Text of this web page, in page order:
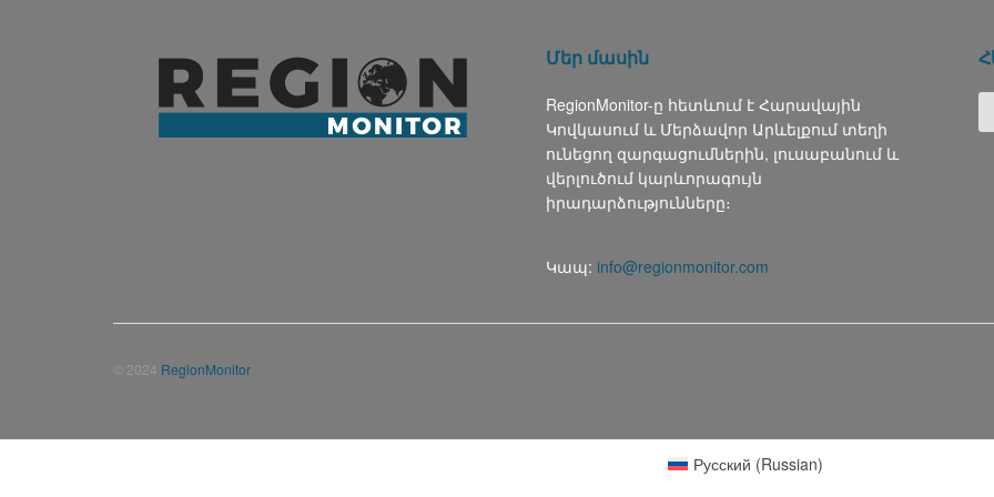
Մեր մասին
RegionMonitor-ը հետևում է Հարավային
Կովկասում և Մերձավոր Արևելքում տեղի
ունեցող զարգացումներին, լուսաբանում և
վերլուծում կարևորագույն
իրադարձությունները։
Կապ: info@regionmonitor.com
© 2024 RegionMonitor
Русский (Russian)